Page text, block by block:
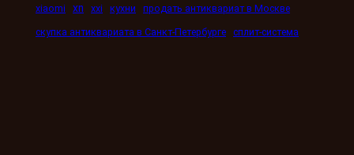
xiaomi xn xxi кухни
продать антиквариат в Москве
скупка антиквариата в Санкт-Петербурге сплит-система